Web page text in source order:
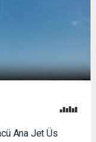
Ana Jet Üs